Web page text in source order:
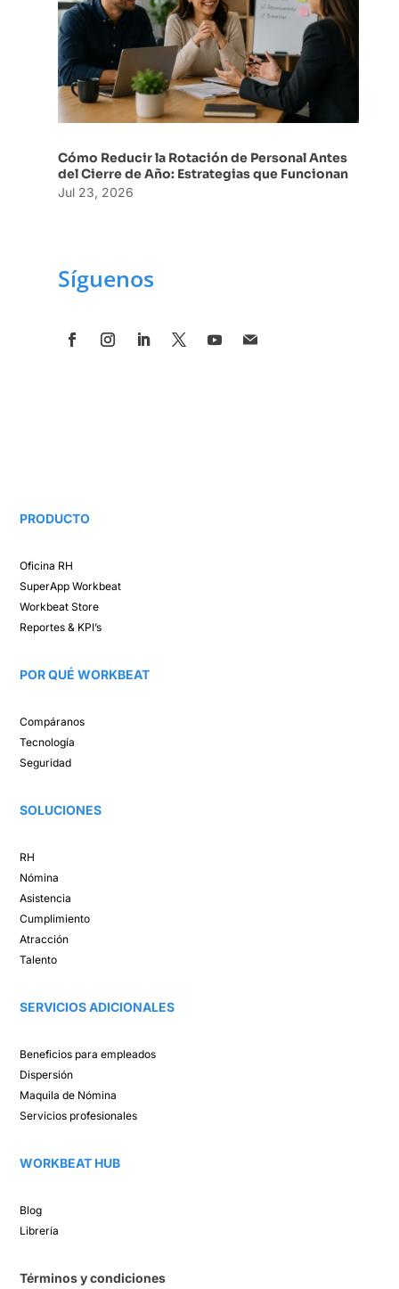
Cómo Reducir la Rotación de Personal Antes
del Cierre de Año: Estrategias que Funcionan
Jul 23, 2026
Síguenos
PRODUCTO
Oficina RH​
SuperAppWorkbeat
Workbeat Store​
Reportes & KPI’s​
POR QUÉ WORKBEAT​
Compáranos ​
Tecnología​
Seguridad
SOLUCIONES​
RH
Nómina​
Asistencia​
Cumplimiento​
Atracción ​
Talento ​
SERVICIOS ADICIONALES
Beneficios para empleados​
Dispersión​
Maquila de Nómina​
Servicios profesionales
WORKBEAT HUB​
Blog​
Librería​
Términos y condiciones